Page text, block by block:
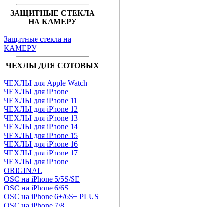
ЗАЩИТНЫЕ СТЕКЛА
НА КАМЕРУ
Защитные стекла на
КАМЕРУ
ЧЕХЛЫ ДЛЯ СОТОВЫХ
ЧЕХЛЫ для Apple Watch
ЧЕХЛЫ для iPhone
ЧЕХЛЫ для iPhone 11
ЧЕХЛЫ для iPhone 12
ЧЕХЛЫ для iPhone 13
ЧЕХЛЫ для iPhone 14
ЧЕХЛЫ для iPhone 15
ЧЕХЛЫ для iPhone 16
ЧЕХЛЫ для iPhone 17
ЧЕХЛЫ для iPhone
ORIGINAL
OSC на iPhone 5/5S/SE
OSC на iPhone 6/6S
OSC на iPhone 6+/6S+ PLUS
OSC на iPhone 7/8